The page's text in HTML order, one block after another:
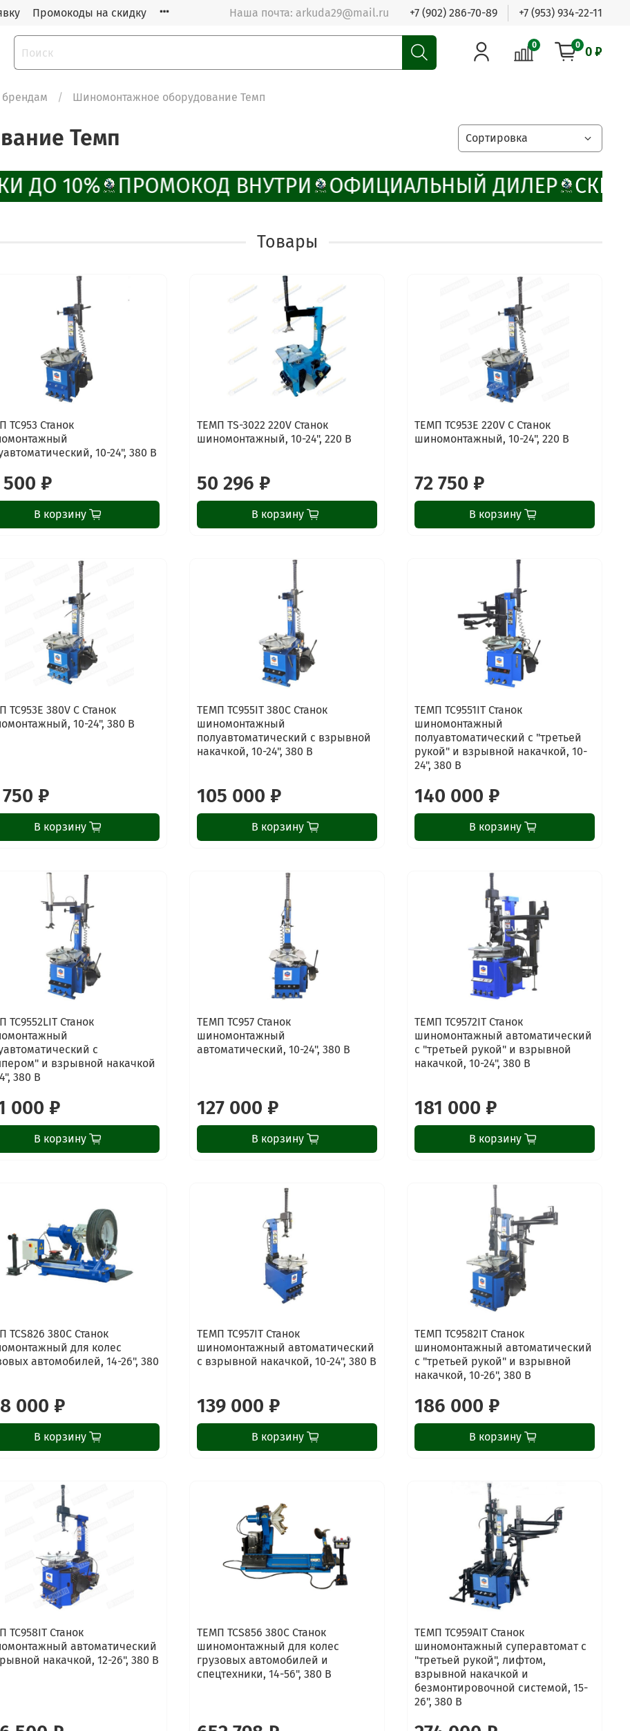
Промокоды на скидку Наша почта: arkuda29@mail.ru +7 (902) 286-70-89 +7 (953) 934-22-11
0 0 0 ₽
Шиномонтажное оборудование Темп
Темп
ДО 10% ПРОМОКОД ВНУТРИ ОФИЦИАЛЬНЫЙ ДИЛЕР
Товары
TC953 Станок
10-24", 380 В
500 ₽
В корзину
ТЕМП TS-3022 220V Станок
шиномонтажный, 10-24", 220 В
50 296 ₽
В корзину
ТЕМП TC953E 220V C Станок
шиномонтажный, 10-24", 220 В
72 750 ₽
В корзину
TC953E 380V C Станок
10-24", 380 В
₽
В корзину
ТЕМП TC955IT 380C Станок
шиномонтажный
полуавтоматический с взрывной
накачкой, 10-24", 380 В
105 000 ₽
В корзину
ТЕМП TC9551IT Станок
шиномонтажный
полуавтоматический с "третьей
рукой" и взрывной накачкой, 10-
24", 380 В
140 000 ₽
В корзину
TC9552LIT Станок
с
и взрывной накачкой
380 В
000 ₽
В корзину
ТЕМП TC957 Станок
шиномонтажный
автоматический, 10-24", 380 В
127 000 ₽
В корзину
ТЕМП TC9572IT Станок
шиномонтажный автоматический
с "третьей рукой" и взрывной
накачкой, 10-24", 380 В
181 000 ₽
В корзину
TCS826 380C Станок
для колес
автомобилей, 14-26", 380
000 ₽
В корзину
ТЕМП TC957IT Станок
шиномонтажный автоматический
с взрывной накачкой, 10-24", 380 В
139 000 ₽
В корзину
ТЕМП TC9582IT Станок
шиномонтажный автоматический
с "третьей рукой" и взрывной
накачкой, 10-26", 380 В
186 000 ₽
В корзину
TC958IT Станок
автоматический
накачкой, 12-26", 380 В
ТЕМП TCS856 380C Станок
шиномонтажный для колес
грузовых автомобилей и
спецтехники, 14-56", 380 В
ТЕМП TC959AIT Станок
шиномонтажный суперавтомат с
"третьей рукой", лифтом,
взрывной накачкой и
безмонтировочной системой, 15-
26", 380 В